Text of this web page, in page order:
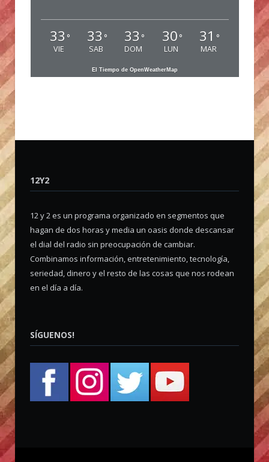
33 °
VIE
33 °
SAB
33 °
DOM
30 °
LUN
31 °
MAR
El Tiempo de OpenWeatherMap
12Y2
12 y 2 es un programa organizado en segmentos que
hagan de dos horas y media un oasis donde descansar
el dial del radio sin preocupación de cambiar.
Combinamos información, entretenimiento, tecnología,
seriedad, dinero y el resto de las cosas que nos rodean
en el día a día.
SÍGUENOS!